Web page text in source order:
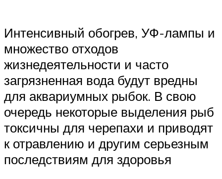
Интенсивный обогрев, УФ-лампы и
множество отходов
жизнедеятельности и часто
загрязненная вода будут вредны
для аквариумных рыбок. В свою
очередь некоторые выделения рыб
токсичны для черепахи и приводят
к отравлению и другим серьезным
последствиям для здоровья